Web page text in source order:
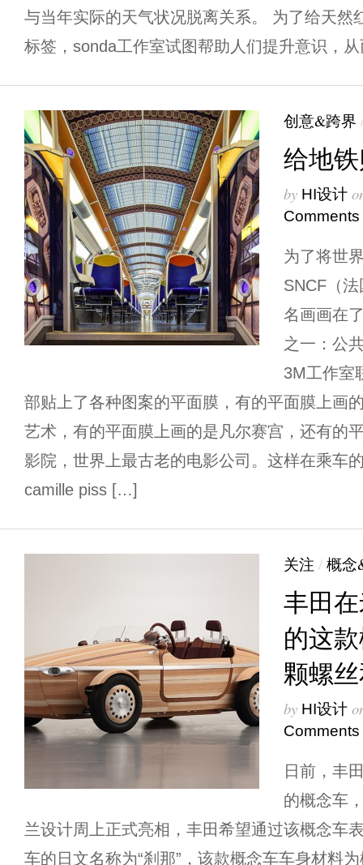
与当年实际的天气状况脱离关系。 为了给天然
标签，sonda工作室试图帮助人们提升意识，
创意&跨界
给地
by HI设计
Comments
为了将世
SNCF（
名画画在
之一：公
3M工作室
部贴上了各种图案的平面膜，有的平面膜上画
艺术，有的平面膜上画的是凡尔赛宫，还有的
影院，世界上最古老的电影公司。这样在乘车
camille piss […]
关注 / 概念
丰田
的这
颗螺
by HI设计
Comments
日前，丰
的概念车
兰设计周上正式亮相，丰田希望通过该概念车
车的日文名称为“刹那”，该款概念车车身材料